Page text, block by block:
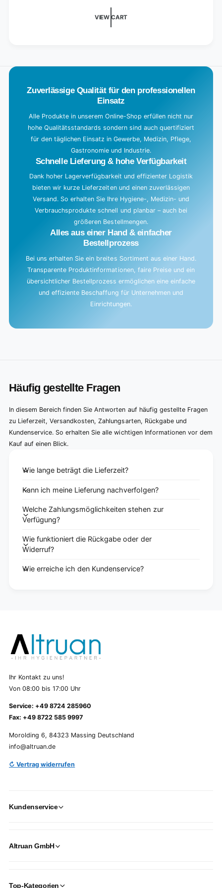
VIEW CART
Zuverlässige Qualität für den professionellen
Einsatz
Alle Produkte in unserem Online-Shop erfüllen nicht nur
hohe Qualitätsstandards sondern sind auch quertifiziert
für den täglichen Einsatz in Gewerbe, Medizin, Pflege,
Gastronomie und Industrie.
Schnelle Lieferung & hohe Verfügbarkeit
Dank hoher Lagerverfügbarkeit und effizienter Logistik
bieten wir kurze Lieferzeiten und einen zuverlässigen
Versand. So erhalten Sie Ihre Hygiene-, Medizin- und
Verbrauchsprodukte schnell und planbar – auch bei
größeren Bestellmengen.
Alles aus einer Hand & einfacher
Bestellprozess
Bei uns erhalten Sie ein breites Sortiment aus einer Hand.
Transparente Produktinformationen, faire Preise und ein
übersichtlicher Bestellprozess ermöglichen eine einfache
und effiziente Beschaffung für Unternehmen und
Einrichtungen.
Häufig gestellte Fragen
In diesem Bereich finden Sie Antworten auf häufig gestellte Fragen
zu Lieferzeit, Versandkosten, Zahlungsarten, Rückgabe und
Kundenservice. So erhalten Sie alle wichtigen Informationen vor dem
Kauf auf einen Blick.
Wie lange beträgt die Lieferzeit?
Kann ich meine Lieferung nachverfolgen?
Welche Zahlungsmöglichkeiten stehen zur
Verfügung?
Wie funktioniert die Rückgabe oder der
Widerruf?
Wie erreiche ich den Kundenservice?
Ihr Kontakt zu uns!
Von 08:00 bis 17:00 Uhr
Service: +49 8724 285960
Fax: +49 8722 585 9997
Morolding 6, 84323 Massing Deutschland
info@altruan.de
↻ Vertrag widerrufen
Kundenservice
Altruan GmbH
Top-Kategorien